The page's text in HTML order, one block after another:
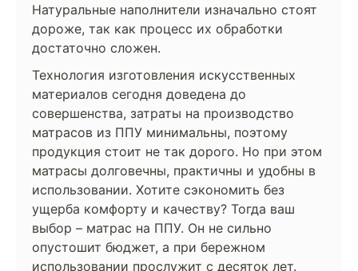
Натуральные наполнители изначально стоят
дороже, так как процесс их обработки
достаточно сложен.
Технология изготовления искусственных
материалов сегодня доведена до
совершенства, затраты на производство
матрасов из ППУ минимальны, поэтому
продукция стоит не так дорого. Но при этом
матрасы долговечны, практичны и удобны в
использовании. Хотите сэкономить без
ущерба комфорту и качеству? Тогда ваш
выбор – матрас на ППУ. Он не сильно
опустошит бюджет, а при бережном
использовании прослужит с десяток лет.